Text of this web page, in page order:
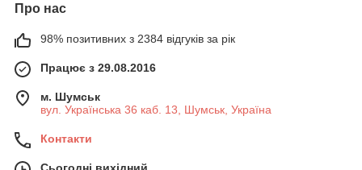
Про нас
98% позитивних з 2384 відгуків за рік
Працює з 29.08.2016
м. Шумськ
вул. Українська 36 каб. 13, Шумськ, Україна
Контакти